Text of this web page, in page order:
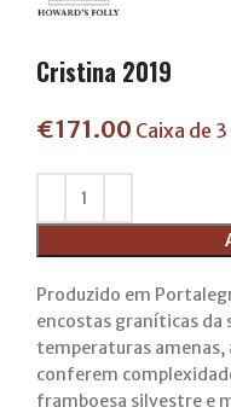
Cristina 2019
€171.00 Caixa de 3
Produzido em
encostas graníticas da
temperaturas amenas,
conferem
framboesa silvestre e